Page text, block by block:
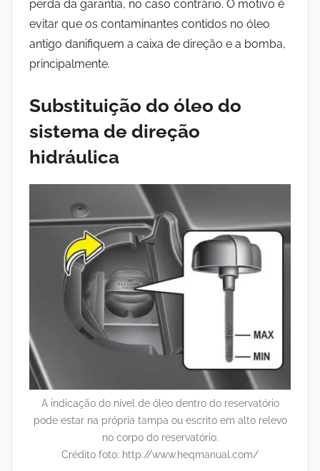
perda da garantia, no caso contrário. O motivo é
evitar que os contaminantes contidos no óleo
antigo danifiquem a caixa de direção e a bomba,
principalmente.
Substituição do óleo do
sistema de direção
hidráulica
A indicação do nível de óleo dentro do reservatório
pode estar na própria tampa ou escrito em alto relevo
no corpo do reservatório.
Crédito foto: http://www.heqmanual.com/